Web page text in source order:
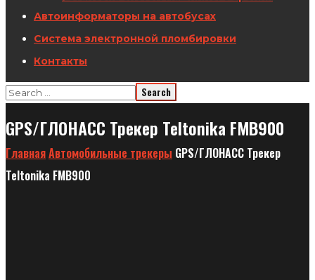
Автоинформаторы на автобусах
Система электронной пломбировки
Контакты
GPS/ГЛОНАСС Трекер Teltonika FMB900
ГлавнаяАвтомобильные трекеры GPS/ГЛОНАСС Трекер
Teltonika FMB900